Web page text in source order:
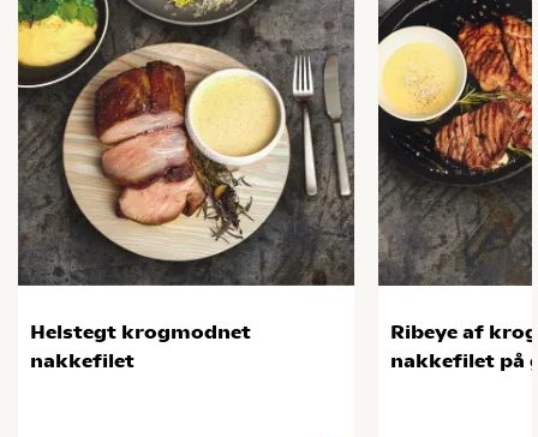
Helstegt krogmodnet
nakkefilet
Ribeye af
nakkefilet på